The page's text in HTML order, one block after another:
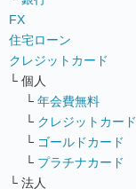
FX
住宅ローン
クレジットカード
└ 個人
└ 年会費無料
└ クレジットカード
└ ゴールドカード
└ プラチナカード
└ 法人